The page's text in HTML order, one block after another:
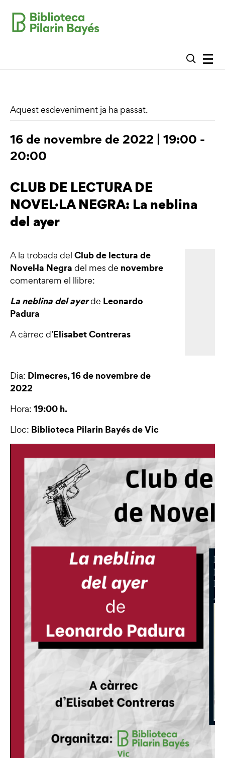
Aquest esdeveniment ja ha passat.
16 de novembre de 2022 | 19:00 -
20:00
CLUB DE LECTURA DE
NOVEL·LA NEGRA: La neblina
del ayer
A la trobada del Club de lectura de
Novel·la Negra del mes de novembre
comentarem el llibre:
La neblina del ayerde Leonardo
Padura
A càrrec d’Elisabet Contreras
Dia: Dimecres, 16 de novembre de
2022
Hora: 19:00 h.
Lloc: Biblioteca Pilarin Bayés de Vic